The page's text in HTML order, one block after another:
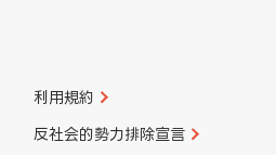
利用規約
反社会的勢力排除宣言